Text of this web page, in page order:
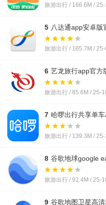
旅游出行 / 166.6M /
5 八达通app安卓
旅游出行 / 165.7M /
6 艺龙旅行app官方
旅游出行 / 85.6M / 25-
7 哈啰出行共享单
旅游出行 / 139.3M /
8 谷歌地球google
旅游出行 / 91.4M / 25-
9 谷歌地图卫星高